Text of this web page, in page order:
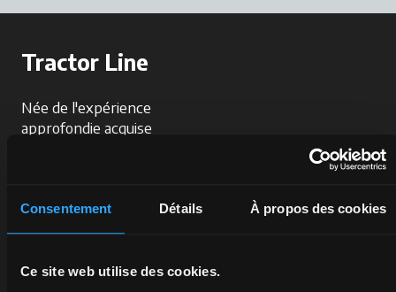
Consentement Détails À propos des cookies
Ce site web utilise des cookies.
Tractor Line
Née de l'expérience
approfondie acquise
marché des pièces
détachées, Tractor
gamme de pièces